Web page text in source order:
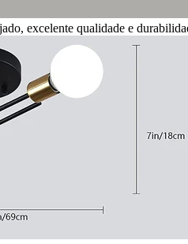
excelente qualidade e